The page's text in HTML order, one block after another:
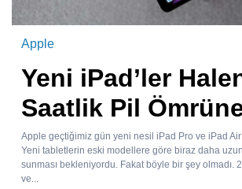
Apple
Yeni iPad’ler
Saatlik Pil
Apple geçtiğimiz gün yeni nesil iPad Pro ve iPad Air
Yeni tabletlerin eski modellere göre biraz daha
sunması bekleniyordu. Fakat böyle bir şey olmadı.
ve...